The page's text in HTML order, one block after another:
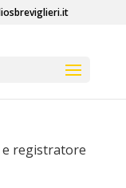
e registratore